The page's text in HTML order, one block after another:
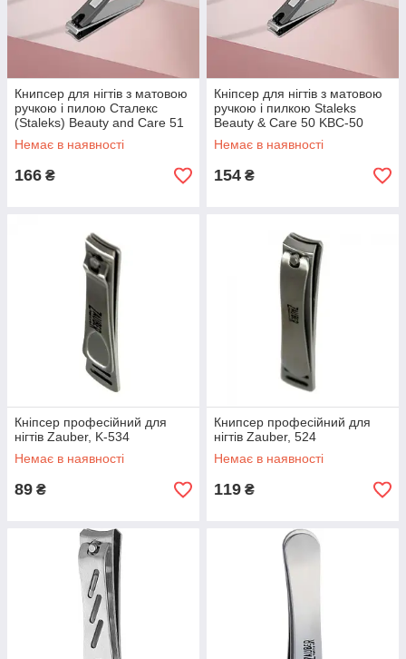
Книпсер для нігтів з матовою
ручкою і пилою Сталекс
(Staleks) Beauty and Care 51
KBC-51
Немає в наявності
166 ₴
Кніпсер для нігтів з матовою
ручкою і пилкою Staleks
Beauty & Care 50 KBC-50
(малий)
Немає в наявності
154 ₴
Кніпсер професійний для
нігтів Zauber, K-534
Немає в наявності
89 ₴
Книпсер професійний для
нігтів Zauber, 524
Немає в наявності
119 ₴